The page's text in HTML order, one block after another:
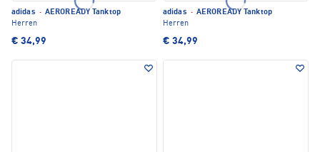
adidas · AEROREADY Tanktop
Herren
€ 34,99
adidas · AEROREADY Tanktop
Herren
€ 34,99